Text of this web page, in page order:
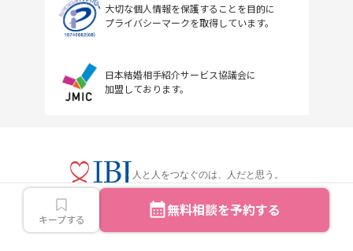
キープする 無料相談を予約する
大切な個人情報を保護することを目的に
プライバシーマークを取得しています。
日本結婚相手紹介サービス協議会に
加盟しております。
人と人をつなぐのは、人だと思う。